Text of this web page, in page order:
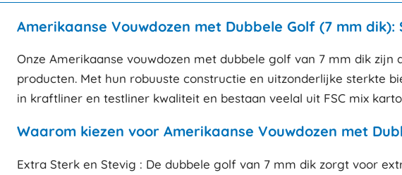
Amerikaanse Vouwdozen met Dubbele Golf (7 mm
Onze Amerikaanse vouwdozen met dubbele golf van 7 mm dik
producten. Met hun robuuste constructie en uitzonderlijke sterkte
in kraftliner en testliner kwaliteit en bestaan veelal uit FSC mix
Waarom kiezen voor Amerikaanse Vouwdozen met
Extra Sterk en Stevig : De dubbele golf van 7 mm dik zorgt voor